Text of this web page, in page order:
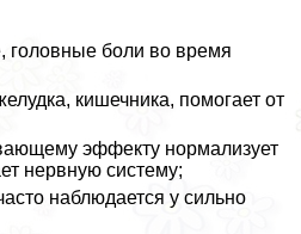
боли во время
кишечника, помогает от
эффекту нормализует
нервную систему;
наблюдается у сильно